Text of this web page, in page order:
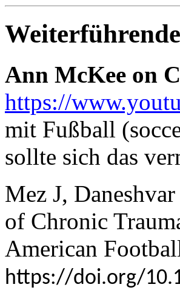
Ann McKee on
https://
mit Fußball
sollte sich das
Mez J,
of Chronic
American
https://doi.org/